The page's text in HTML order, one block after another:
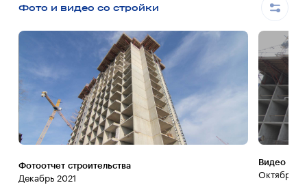
Фото и видео со стройки
Фотоотчет строительства
Декабрь 2021
Видео со
Октябрь